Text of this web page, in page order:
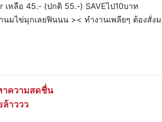
เหลือ 45.- (ปกติ 55.-) SAVEไป10บาท
นมไข่มุกเลยฟินนน >< ทำงานเพลียๆ ต้องสั่ง
าความสดชื่น
าววว